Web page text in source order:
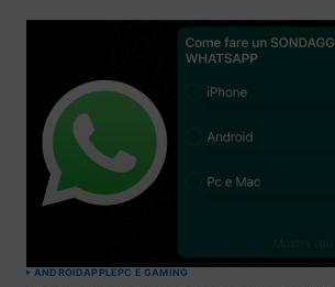
ANDROIDAPPLEPC E GAMING